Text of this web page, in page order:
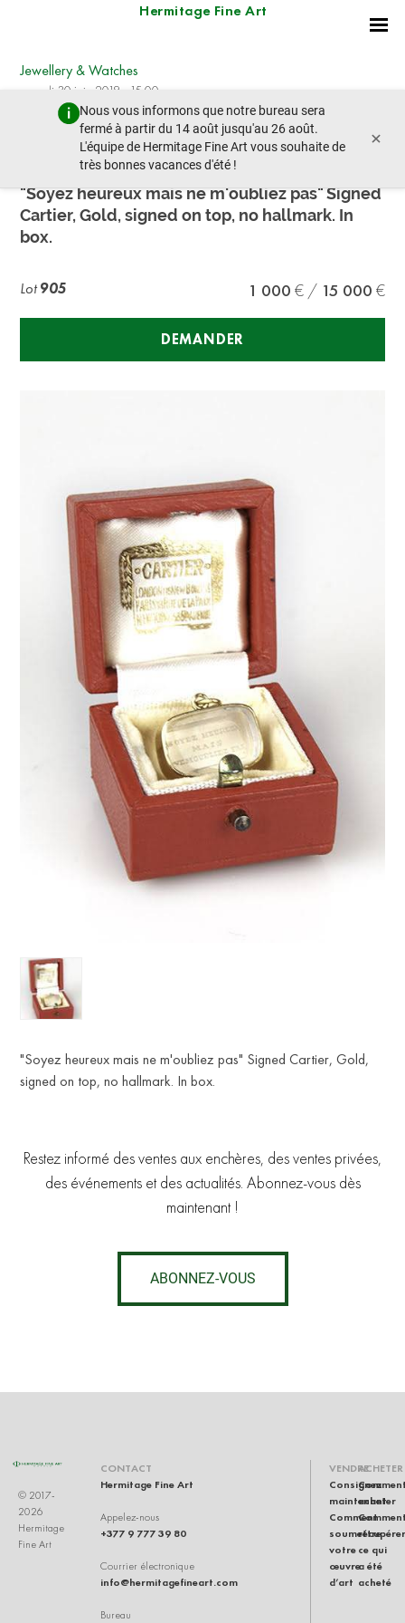
Hermitage Fine Art
Nous vous informons que notre bureau sera
fermé à partir du 14 août jusqu'au 26 août.
L'équipe de Hermitage Fine Art vous souhaite de
très bonnes vacances d'été !
×
Jewellery & Watches
samedi 30 juin 2018 - 15:00
lot précédent lot suivant
Cartier. Pendant
"Soyez heureux mais ne m'oubliez pas" Signed
Cartier, Gold, signed on top, no hallmark. In
box.
Lot905 1 000 15 000
DEMANDER
"Soyez heureux mais ne m'oubliez pas" Signed Cartier, Gold,
signed on top, no hallmark. In box.
Restez informé des ventes aux enchères, des ventes privées,
des événements et des actualités. Abonnez-vous dès
maintenant !
ABONNEZ-VOUS
© 2017-
2026
Hermitage
Fine Art
CONTACT
Hermitage Fine Art
Appelez-nous
+377 9 777 39 80
Courrier électronique
info@hermitagefineart.com
Bureau
VENDRE
Consignez
maintenant
Comment
soumettre
votre
œuvre
d’art
ACHETER
acheter
récupérer
ce qui
a été
acheté